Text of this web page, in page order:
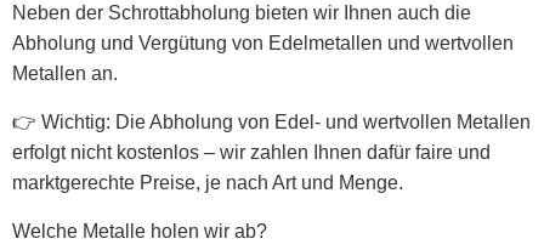
Neben der Schrottabholung bieten wir Ihnen auch die
Abholung und Vergütung von Edelmetallen und wertvollen
Metallen an.
👉 Wichtig: Die Abholung von Edel- und wertvollen Metallen
erfolgt nicht kostenlos – wir zahlen Ihnen dafür faire und
marktgerechte Preise, je nach Art und Menge.
Welche Metalle holen wir ab?